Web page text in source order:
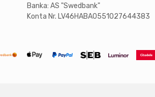
Banka: AS "Swedbank"
Konta Nr. LV46HABA0551027644383